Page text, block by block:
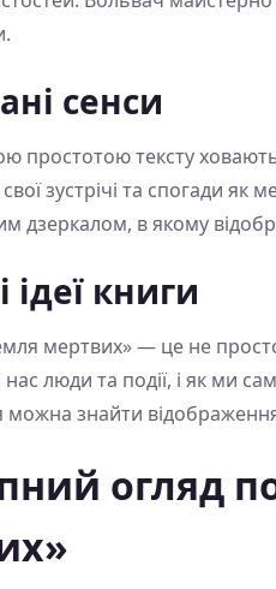
сенси
простотою тексту
зустрічі та спогади
дзеркалом, в якому
ідеї книги
мертвих» — це не
люди та події, і як ми
знайти відображення
огляд